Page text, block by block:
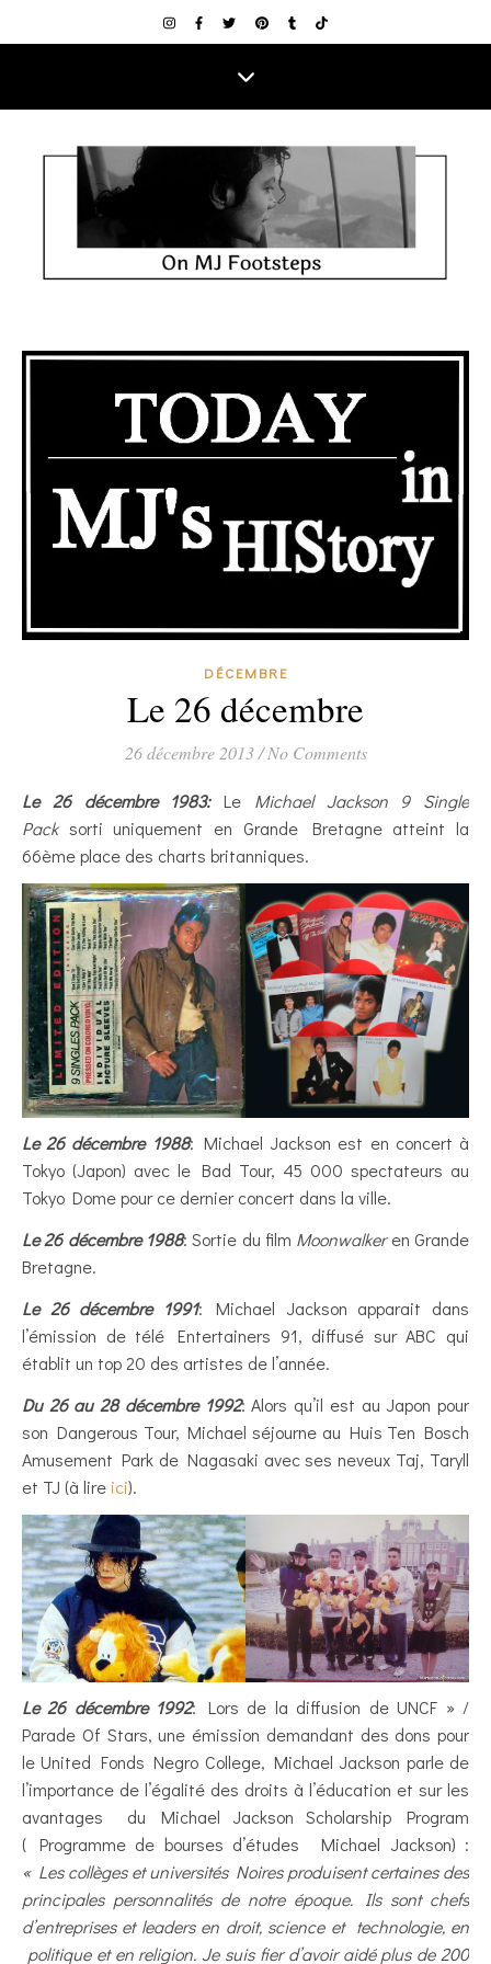
DÉCEMBRE
Le 26 décembre
26 décembre 2013/ No Comments
Le 26 décembre 1983: Le Michael Jackson 9 Single
Packsorti uniquement en Grande Bretagne atteint la
66ème place des charts britanniques.
Le 26 décembre 1988: Michael Jackson est en concert à
Tokyo (Japon) avec le Bad Tour, 45 000 spectateurs au
Tokyo Dome pour ce dernier concert dans la ville.
Le 26 décembre 1988: Sortie du film Moonwalkeren Grande
Bretagne.
Le 26 décembre 1991: Michael Jackson apparait dans
l’émission de télé Entertainers 91, diffusé sur ABC qui
établit un top 20 des artistes de l’année.
Du 26 au 28 décembre 1992: Alors qu’il est au Japon pour
son Dangerous Tour, Michael séjourne au Huis Ten Bosch
Amusement Park de Nagasaki avec ses neveux Taj, Taryll
et TJ (à lire ici).
Le 26 décembre 1992: Lors de la diffusion de UNCF » /
Parade Of Stars, une émission demandant des dons pour
le United Fonds Negro College, Michael Jackson parle de
l’importance de l’égalité des droits à l’éducation et sur ​​les
avantages du Michael Jackson Scholarship Program
( Programme de bourses d’études Michael Jackson) :
« Les collèges et universités Noires produisent certaines des
principales personnalités de notre époque. Ils sont chefs
d’entreprises et leaders en droit, science et technologie, en
politique et en religion. Je suis fier d’avoir aidé plus de 200